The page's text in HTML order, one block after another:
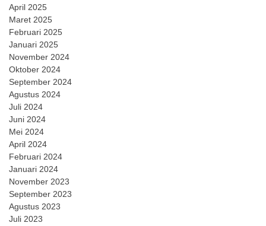
April 2025
Maret 2025
Februari 2025
Januari 2025
November 2024
Oktober 2024
September 2024
Agustus 2024
Juli 2024
Juni 2024
Mei 2024
April 2024
Februari 2024
Januari 2024
November 2023
September 2023
Agustus 2023
Juli 2023